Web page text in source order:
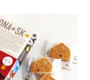
年1月4日
がなくなり次第